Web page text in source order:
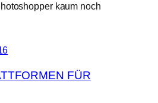
kaum noch